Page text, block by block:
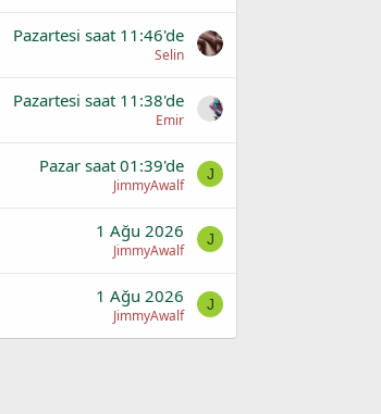
Pazartesi saat 11:46'de
Selin
Pazartesi saat 11:38'de
Emir
Pazar saat 01:39'de
JimmyAwalf
J
1 Ağu 2026
JimmyAwalf
J
1 Ağu 2026
JimmyAwalf
J